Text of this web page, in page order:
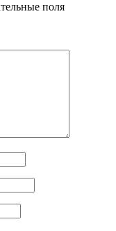
поля